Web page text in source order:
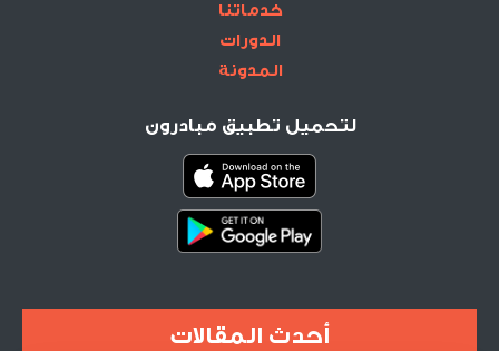
خدماتنا
الدورات
المدونة
لتحميل تطبيق مبادرون
أحدث المقالات